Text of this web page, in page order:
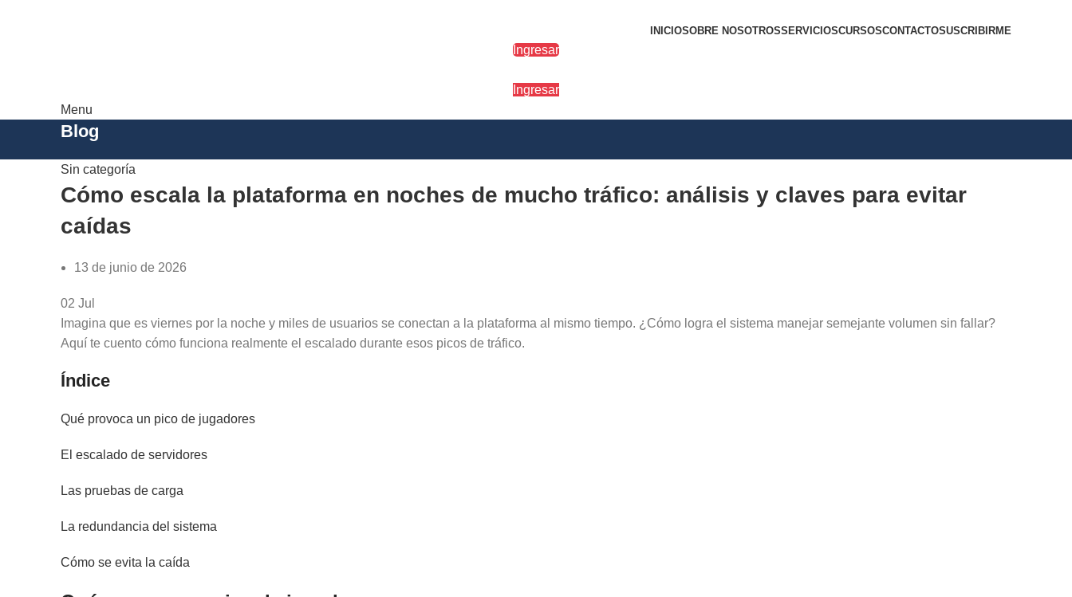
INICIOSOBRE NOSOTROSSERVICIOSCURSOSCONTACTOSUSCRIBIRME
Ingresar
Ingresar
Menu
Blog
Sin categoría
Cómo escala la plataforma en noches de mucho tráfico: análisis y claves para evitar
caídas
13 de junio de 2026
02 Jul
Imagina que es viernes por la noche y miles de usuarios se conectan a la plataforma al mismo tiempo. ¿Cómo logra el sistema manejar semejante volumen sin fallar?
Aquí te cuento cómo funciona realmente el escalado durante esos picos de tráfico.
Índice
Qué provoca un pico de jugadores
El escalado de servidores
Las pruebas de carga
La redundancia del sistema
Cómo se evita la caída